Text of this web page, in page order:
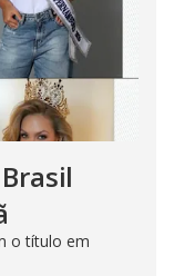
o título em